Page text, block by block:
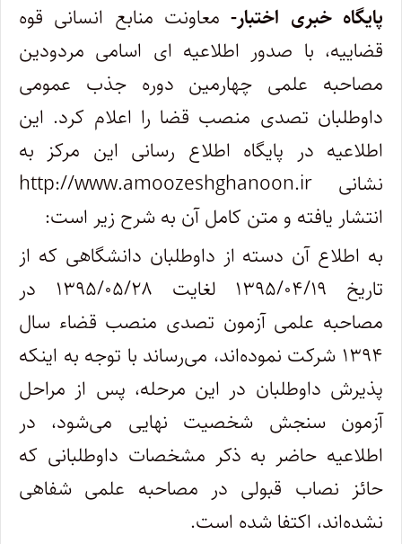
پایگاه خبری اختبار- معاونت منابع انسانی قوه
قضاییه، با صدور اطلاعیه ای اسامی مردودین
مصاحبه علمی چهارمین دوره جذب عمومی
داوطلبان تصدی منصب قضا را اعلام کرد. این
اطلاعیه در پایگاه اطلاع رسانی این مرکز به
نشانی http://www.amoozeshghanoon.ir
انتشار یافته و متن کامل آن به شرح زیر است:
به اطلاع آن دسته از داوطلبان دانشگاهی که از
تاریخ ۱۳۹۵/۰۴/۱۹ لغایت ۱۳۹۵/۰۵/۲۸ در
مصاحبه علمی آزمون تصدی منصب قضاء سال
۱۳۹۴ شرکت نموده‌اند، می‌رساند با توجه به اینکه
پذیرش داوطلبان در این مرحله، پس از مراحل
آزمون سنجش شخصیت نهایی می‌شود، در
اطلاعیه حاضر به ذکر مشخصات داوطلبانی که
حائز نصاب قبولی در مصاحبه علمی شفاهی
نشده‌اند، اکتفا شده است.